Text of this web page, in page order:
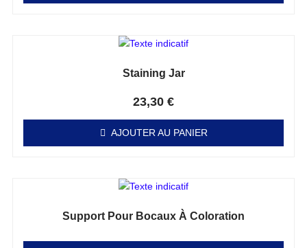
Staining Jar
23,30 €
AJOUTER AU PANIER
Support Pour Bocaux À Coloration